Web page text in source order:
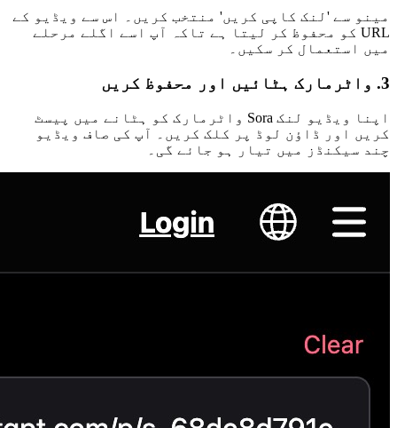
مینو سے 'لنک کاپی کریں' منتخب کریں۔ اس سے ویڈیو کے
URL کو محفوظ کر لیتا ہے تاکہ آپ اسے اگلے مرحلے
میں استعمال کر سکیں۔
3. واٹرمارک ہٹائیں اور محفوظ کریں
اپنا ویڈیو لنک Sora واٹرمارک کو ہٹانے میں پیسٹ
کریں اور ڈاؤن لوڈ پر کلک کریں۔ آپ کی صاف ویڈیو
چند سیکنڈز میں تیار ہو جائے گی۔